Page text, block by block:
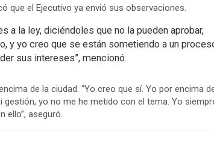
que el Ejecutivo ya envió sus observaciones.
a la ley, diciéndoles que no la pueden aprobar,
y yo creo que se están sometiendo a un
sus intereses”, mencionó.
de la ciudad. “Yo creo que sí. Yo por encima
yo no me he metido con el tema. Yo
ello”, aseguró.